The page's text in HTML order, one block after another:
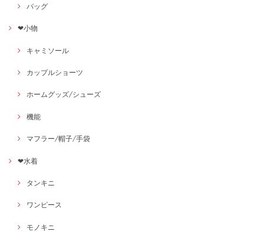
バッグ
❤小物
キャミソール
カップルショーツ
ホームグッズ/シューズ
機能
マフラー/帽子/手袋
❤水着
タンキニ
ワンピース
モノキニ